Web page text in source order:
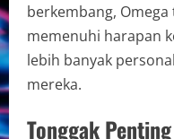
berkembang,
memenuhi harapan
lebih banyak
mereka.
Tonggak